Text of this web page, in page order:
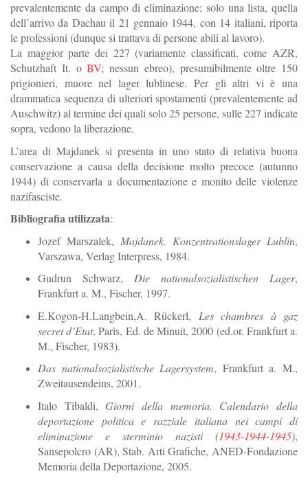
prevalentemente da campo di eliminazione; solo una lista, quella
dell’arrivo da Dachau il 21 gennaio 1944, con 14 italiani, riporta
le professioni (dunque si trattava di persone abili al lavoro).
La maggior parte dei 227 (variamente classificati, come AZR,
Schutzhaft It. oBV; nessun ebreo), presumibilmente oltre 150
prigionieri, muore nel lager lublinese. Per gli altri vi è una
drammatica sequenza di ulteriori spostamenti (prevalentemente ad
Auschwitz) al termine dei quali solo 25 persone, sulle 227 indicate
sopra, vedono la liberazione.
L’area di Majdanek si presenta in uno stato di relativa buona
conservazione a causa della decisione molto precoce (autunno
1944) di conservarla a documentazione e monito delle violenze
nazifasciste.
Bibliografia utilizzata:
Jozef Marszalek, Majdanek. Konzentrationslager Lublin,
Varszawa, Verlag Interpress, 1984.
Gudrun Schwarz, Die nationalsozialistischen Lager,
Frankfurt a. M., Fischer, 1997.
E.Kogon-H.Langbein,A. Rückerl, Les chambres à gaz
secret d’Etat, Paris, Ed. de Minuit, 2000 (ed.or. Frankfurt a.
M., Fischer, 1983).
Das nationalsozialistische Lagersystem, Frankfurt a. M.,
Zweitausendeins, 2001.
Italo Tibaldi, Giorni della memoria. Calendario della
deportazione politica e razziale italiana nei campi di
eliminazione e sterminio nazisti (1943-1944-1945),
Sansepolcro (AR), Stab. Arti Grafiche, ANED-Fondazione
Memoria della Deportazione, 2005.